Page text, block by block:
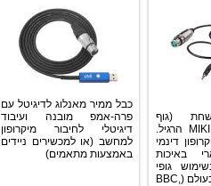
(גוף
מתכת) של כבל MIKI הרגיל.
דינמי
באיכות
גופי
השידור הגדולים בעולם (BBC,
כבל ממיר מאנלוג לדיגיטל עם
פרה-אמפ מובנה ועיבוד
דיגיטלי לחיבור מיקרופון
למחשב (או למכשירים ניידים
באמצעות מתאמים)